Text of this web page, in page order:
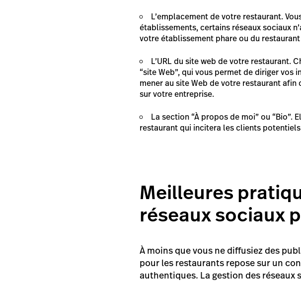
L’emplacement de votre restaurant.
établissements, certains réseaux sociaux
votre établissement phare ou du
L’URL du site web de votre restaurant.
“site Web”, qui vous permet de diriger
mener au site Web de votre restaurant
sur votre entreprise.
La section “À propos de moi” ou
restaurant qui incitera les clients
Meilleures
réseaux sociaux
À moins que vous ne diffusiez des
pour les restaurants repose sur un
authentiques. La gestion des